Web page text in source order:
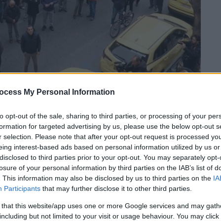
My Personal Information
opt-out of the sale, sharing to third parties, or processing of your
for targeted advertising by us, please use the below opt-out
selection. Please note that after your opt-out request is processed
interest-based ads based on personal information utilized by us
to third parties prior to your opt-out. You may separately
of your personal information by third parties on the IAB’s list of
This information may also be disclosed by us to third parties on the
Participants that may further disclose it to other third parties.
that this website/app uses one or more Google services and may
but not limited to your visit or usage behaviour. You may
from Orange Press)
το ΕΘΝΟΣ στη Google
ηαπεργιακή κινητοποίησητων
συγκεκριμένα, στις11:00,
στην οδό Μάρνη και από στιγμή σε
διαμαρτυρίας προς τη Βουλή, σύμφωνα